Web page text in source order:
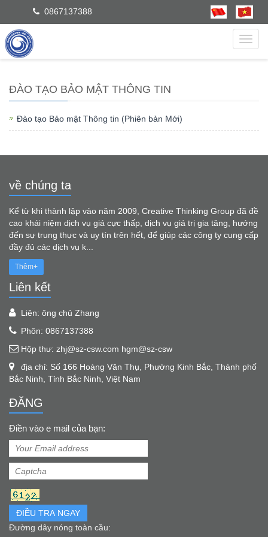
0867137388
dẫn
ĐÀO TẠO BẢO MẬT THÔNG TIN
Đào tạo Bảo mật Thông tin (Phiên bản Mới)
về chúng ta
Kể từ khi thành lập vào năm 2009, Creative Thinking Group đã đề
cao khái niệm dịch vụ giá cực thấp, dịch vụ giá trị gia tăng, hướng
đến sự trung thực và uy tín trên hết, để giúp các công ty cung cấp
đầy đủ các dịch vụ k...
Thêm+
Liên kết
Liên: ông chủ Zhang
Phôn: 0867137388
Hộp thư: zhj@sz-csw.com hgm@sz-csw
địa chỉ: Số 166 Hoàng Văn Thụ, Phường Kinh Bắc, Thành phố
Bắc Ninh, Tỉnh Bắc Ninh, Việt Nam
ĐĂNG
Điền vào e mail của bạn:
ĐIỀU TRA NGAY
Đường dây nóng toàn cầu: